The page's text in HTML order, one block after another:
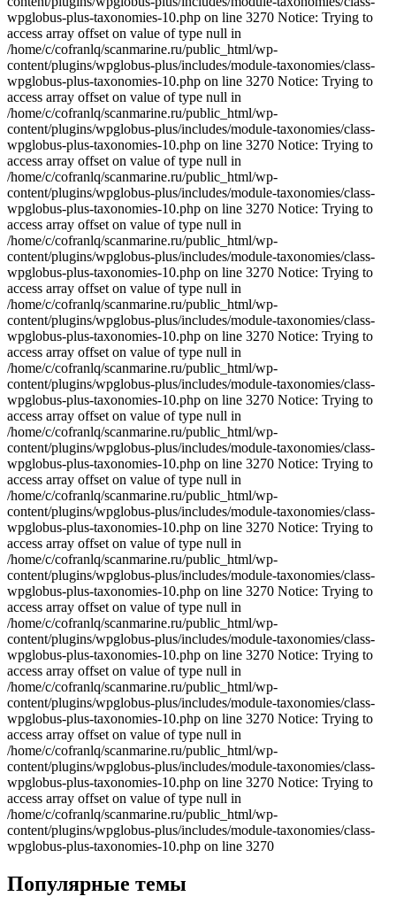
wpglobus-plus-taxonomies-10.php on line 3270 Notice: Trying to
access array offset on value of type null in
/home/c/cofranlq/scanmarine.ru/public_html/wp-
content/plugins/wpglobus-plus/includes/module-taxonomies/class-
wpglobus-plus-taxonomies-10.php on line 3270 Notice: Trying to
access array offset on value of type null in
/home/c/cofranlq/scanmarine.ru/public_html/wp-
content/plugins/wpglobus-plus/includes/module-taxonomies/class-
wpglobus-plus-taxonomies-10.php on line 3270 Notice: Trying to
access array offset on value of type null in
/home/c/cofranlq/scanmarine.ru/public_html/wp-
content/plugins/wpglobus-plus/includes/module-taxonomies/class-
wpglobus-plus-taxonomies-10.php on line 3270 Notice: Trying to
access array offset on value of type null in
/home/c/cofranlq/scanmarine.ru/public_html/wp-
content/plugins/wpglobus-plus/includes/module-taxonomies/class-
wpglobus-plus-taxonomies-10.php on line 3270 Notice: Trying to
access array offset on value of type null in
/home/c/cofranlq/scanmarine.ru/public_html/wp-
content/plugins/wpglobus-plus/includes/module-taxonomies/class-
wpglobus-plus-taxonomies-10.php on line 3270 Notice: Trying to
access array offset on value of type null in
/home/c/cofranlq/scanmarine.ru/public_html/wp-
content/plugins/wpglobus-plus/includes/module-taxonomies/class-
wpglobus-plus-taxonomies-10.php on line 3270 Notice: Trying to
access array offset on value of type null in
/home/c/cofranlq/scanmarine.ru/public_html/wp-
content/plugins/wpglobus-plus/includes/module-taxonomies/class-
wpglobus-plus-taxonomies-10.php on line 3270 Notice: Trying to
access array offset on value of type null in
/home/c/cofranlq/scanmarine.ru/public_html/wp-
content/plugins/wpglobus-plus/includes/module-taxonomies/class-
wpglobus-plus-taxonomies-10.php on line 3270 Notice: Trying to
access array offset on value of type null in
/home/c/cofranlq/scanmarine.ru/public_html/wp-
content/plugins/wpglobus-plus/includes/module-taxonomies/class-
wpglobus-plus-taxonomies-10.php on line 3270 Notice: Trying to
access array offset on value of type null in
/home/c/cofranlq/scanmarine.ru/public_html/wp-
content/plugins/wpglobus-plus/includes/module-taxonomies/class-
wpglobus-plus-taxonomies-10.php on line 3270 Notice: Trying to
access array offset on value of type null in
/home/c/cofranlq/scanmarine.ru/public_html/wp-
content/plugins/wpglobus-plus/includes/module-taxonomies/class-
wpglobus-plus-taxonomies-10.php on line 3270 Notice: Trying to
access array offset on value of type null in
/home/c/cofranlq/scanmarine.ru/public_html/wp-
content/plugins/wpglobus-plus/includes/module-taxonomies/class-
wpglobus-plus-taxonomies-10.php on line 3270 Notice: Trying to
access array offset on value of type null in
/home/c/cofranlq/scanmarine.ru/public_html/wp-
content/plugins/wpglobus-plus/includes/module-taxonomies/class-
wpglobus-plus-taxonomies-10.php on line 3270
Популярные темы